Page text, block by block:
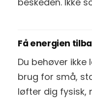
Få energien
Du behøver ikke
brug for små,
løfter dig fysisk,